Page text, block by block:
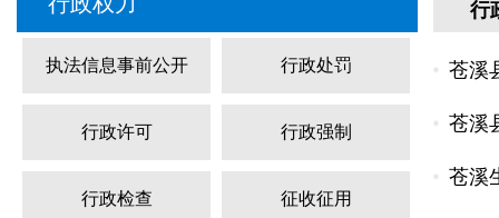
执法信息事前公开 行政处罚
行政许可 行政强制
行政检查 征收征用
行
苍溪
苍溪
苍溪